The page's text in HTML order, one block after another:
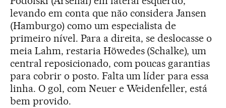
levando em conta que não considera Jansen
(Hamburgo) como um especialista de
primeiro nível. Para a direita, se deslocasse o
meia Lahm, restaria Höwedes (Schalke), um
central reposicionado, com poucas garantias
para cobrir o posto. Falta um líder para essa
linha. O gol, com Neuer e Weidenfeller, está
bem provido.